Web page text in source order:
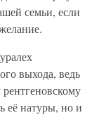
семьи, если
выхода, ведь
её натуры, но и